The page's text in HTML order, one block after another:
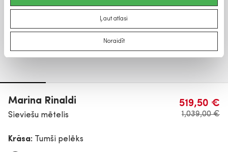
Ļaut atlasi
Noraidīt
Marina Rinaldi
Sieviešu mētelis
519,50 €
1,039,00 €
Krāsa: Tumši pelēks